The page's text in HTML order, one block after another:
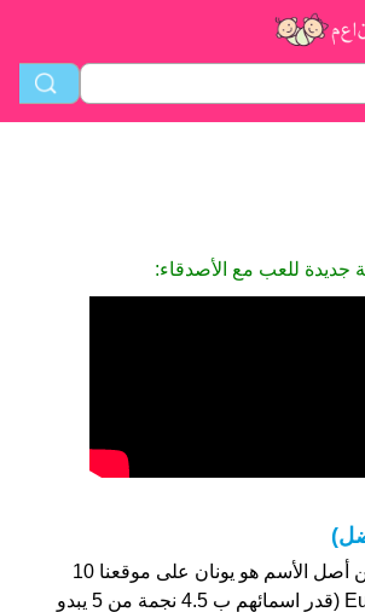
جديدة للعب مع الأصدقاء:
Eurus هو اسم للبنين أصل الأسم هو يونان على موقعنا 10
الأشخاص بأسم Eurus (قدر اسمائهم ب 4.5 نجمة من 5 يبدو